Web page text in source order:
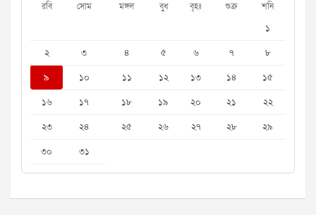
রবি সোম মঙ্গল বুধ বৃহঃ শুক্র শনি
১
২
৩ ৪ ৫ ৬ ৭
৮
৯
১০ ১১ ১২ ১৩ ১৪
১৫
১৬
১৭ ১৮ ১৯ ২০ ২১
২২
২৩
২৪ ২৫ ২৬ ২৭ ২৮
২৯
৩০
৩১